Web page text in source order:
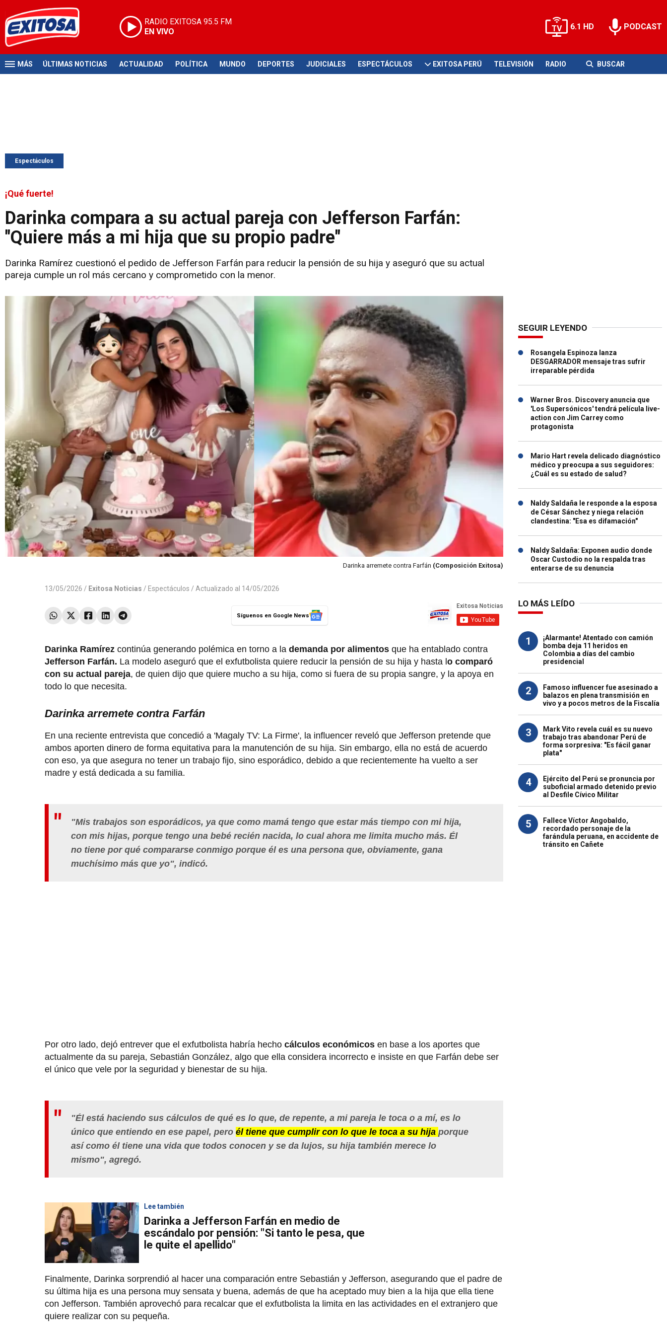
RADIO EXITOSA 95.5 FM
EN VIVO
6.1 HD PODCAST
MÁS ÚLTIMAS NOTICIAS ACTUALIDAD POLÍTICA MUNDO DEPORTES JUDICIALES ESPECTÁCULOS EXITOSA PERÚ TELEVISIÓN RADIO BUSCAR
Espectáculos
¡Qué fuerte!
Darinka compara a su actual pareja con Jefferson Farfán:
"Quiere más a mi hija que su propio padre"
Darinka Ramírez cuestionó el pedido de Jefferson Farfán para reducir la pensión de su hija y aseguró que su actual
pareja cumple un rol más cercano y comprometido con la menor.
Darinka arremete contra Farfán (Composición Exitosa)
13/05/2026 / Exitosa Noticias / Espectáculos / Actualizado al 14/05/2026
Síguenos en Google News
Darinka Ramírez continúa generando polémica en torno a la demanda por alimentos que ha entablado contra
Jefferson Farfán. La modelo aseguró que el exfutbolista quiere reducir la pensión de su hija y hasta l o comparó
con su actual pareja, de quien dijo que quiere mucho a su hija, como si fuera de su propia sangre, y la apoya en
todo lo que necesita.
Darinka arremete contra Farfán
En una reciente entrevista que concedió a 'Magaly TV: La Firme', la influencer reveló que Jefferson pretende que
ambos aporten dinero de forma equitativa para la manutención de su hija. Sin embargo, ella no está de acuerdo
con eso, ya que asegura no tener un trabajo fijo, sino esporádico, debido a que recientemente ha vuelto a ser
madre y está dedicada a su familia.
"Mis trabajos son esporádicos, ya que como mamá tengo que estar más tiempo con mi hija,
con mis hijas, porque tengo una bebé recién nacida, lo cual ahora me limita mucho más. Él
no tiene por qué compararse conmigo porque él es una persona que, obviamente, gana
muchísimo más que yo", indicó.
Por otro lado, dejó entrever que el exfutbolista habría hecho cálculos económicos en base a los aportes que
actualmente da su pareja, Sebastián González, algo que ella considera incorrecto e insiste en que Farfán debe ser
el único que vele por la seguridad y bienestar de su hija.
"Él está haciendo sus cálculos de qué es lo que, de repente, a mi pareja le toca o a mí, es lo
único que entiendo en ese papel, pero él tiene que cumplir con lo que le toca a su hija porque
así como él tiene una vida que todos conocen y se da lujos, su hija también merece lo
mismo", agregó.
Lee también
Darinka a Jefferson Farfán en medio de
escándalo por pensión: "Si tanto le pesa, que
le quite el apellido"
Finalmente, Darinka sorprendió al hacer una comparación entre Sebastián y Jefferson, asegurando que el padre de
su última hija es una persona muy sensata y buena, además de que ha aceptado muy bien a la hija que ella tiene
con Jefferson. También aprovechó para recalcar que el exfutbolista la limita en las actividades en el extranjero que
quiere realizar con su pequeña.
SEGUIR LEYENDO
Rosangela Espinoza lanza
DESGARRADOR mensaje tras sufrir
irreparable pérdida
Warner Bros. Discovery anuncia que
'Los Supersónicos' tendrá película live-
action con Jim Carrey como
protagonista
Mario Hart revela delicado diagnóstico
médico y preocupa a sus seguidores:
¿Cuál es su estado de salud?
Naldy Saldaña le responde a la esposa
de César Sánchez y niega relación
clandestina: "Esa es difamación"
Naldy Saldaña: Exponen audio donde
Oscar Custodio no la respalda tras
enterarse de su denuncia
LO MÁS LEÍDO
1
¡Alarmante! Atentado con camión
bomba deja 11 heridos en
Colombia a días del cambio
presidencial
2
Famoso influencer fue asesinado a
balazos en plena transmisión en
vivo y a pocos metros de la Fiscalía
3
Mark Vito revela cuál es su nuevo
trabajo tras abandonar Perú de
forma sorpresiva: "Es fácil ganar
plata"
4
Ejército del Perú se pronuncia por
suboficial armado detenido previo
al Desfile Cívico Militar
5
Fallece Víctor Angobaldo,
recordado personaje de la
farándula peruana, en accidente de
tránsito en Cañete